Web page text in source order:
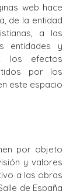
web hace
de la entidad
a las
entidades y
los efectos
por los
este espacio
por objeto
y valores
a las obras
de España